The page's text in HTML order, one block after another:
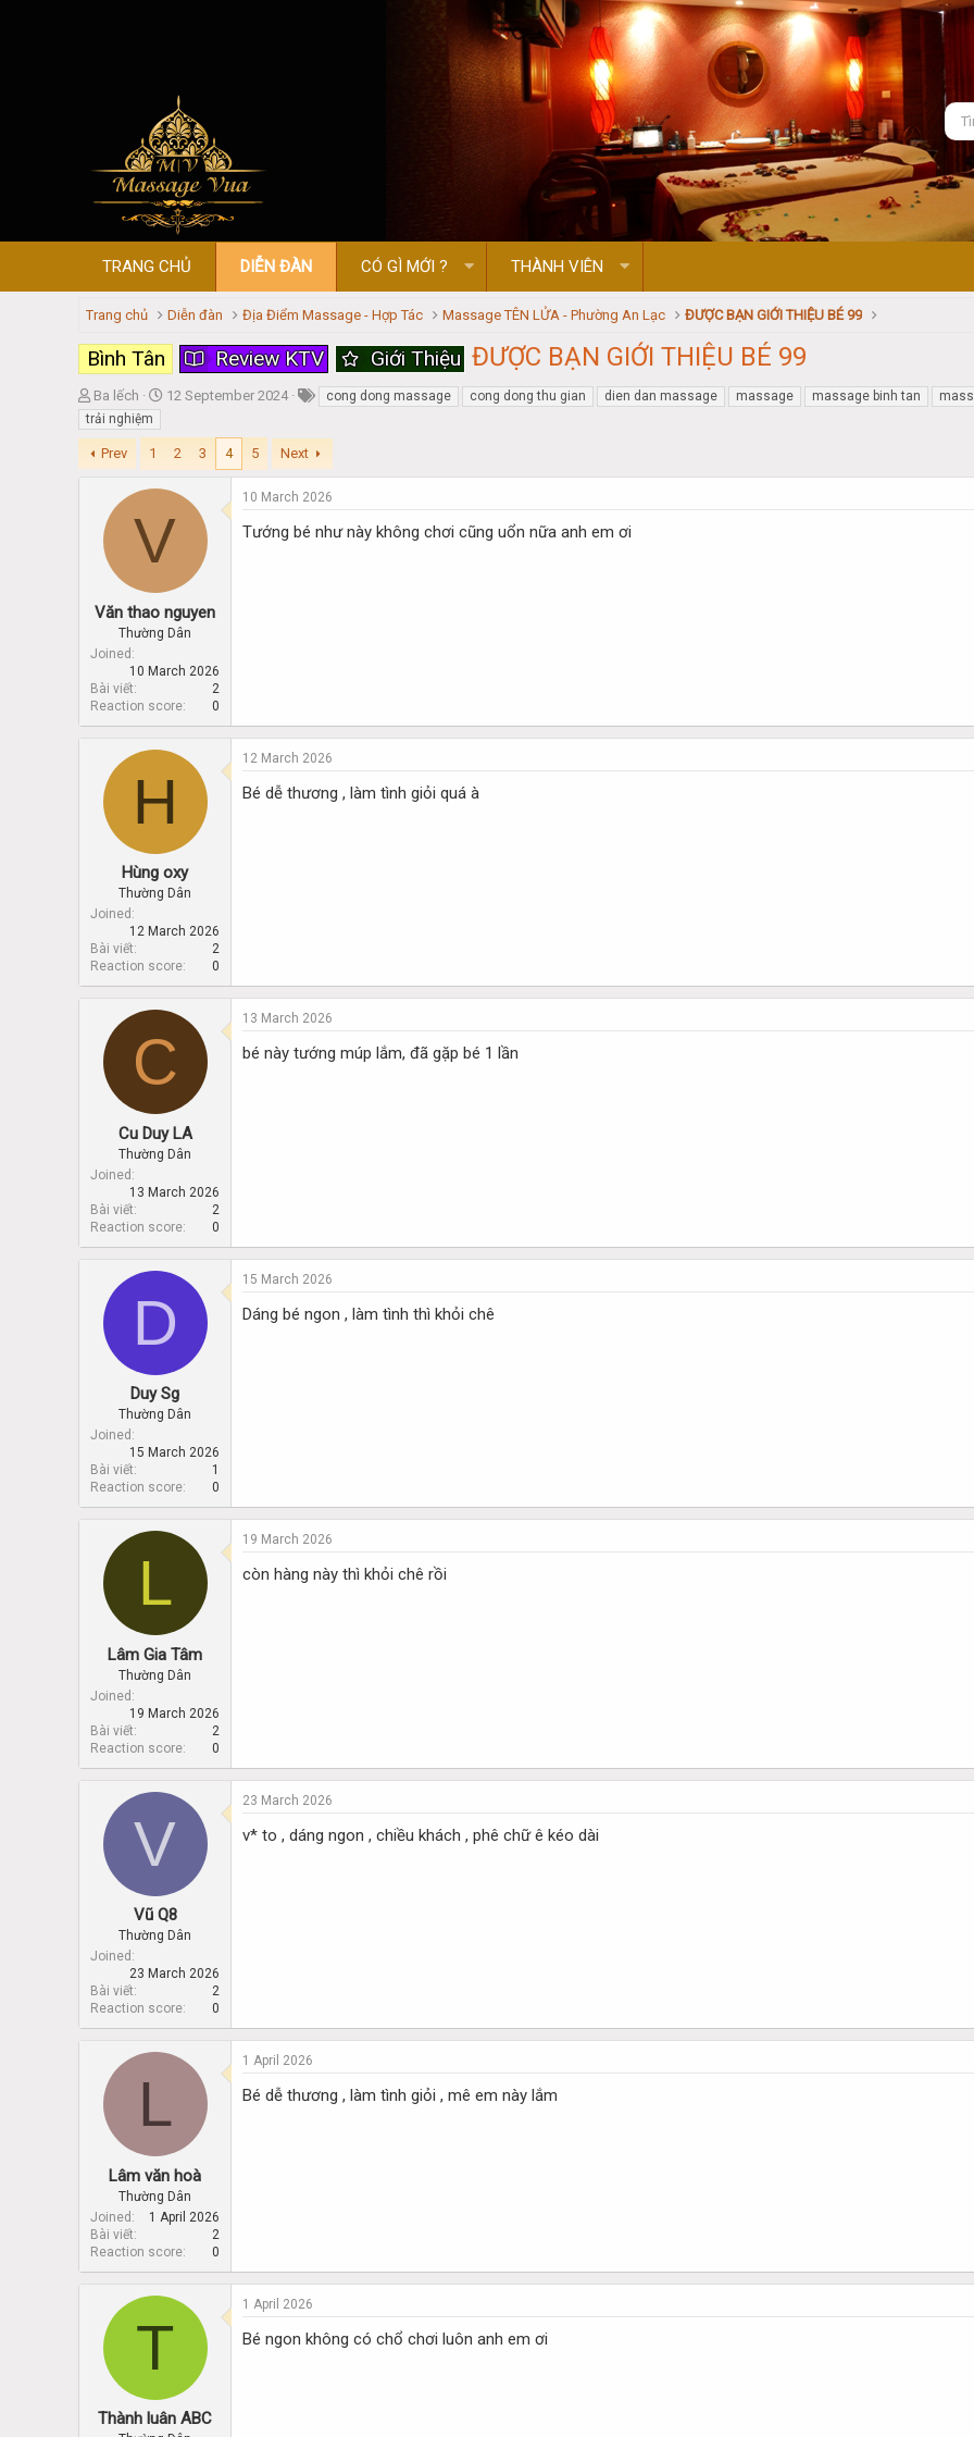
TRANG CHỦ DIỄN ĐÀN CÓ GÌ MỚI ? THÀNH VIÊN
Trang chủ Diễn đàn Địa Điểm Massage - Hợp Tác Massage TÊN LỬA - Phường An Lạc ĐƯỢC BẠN GIỚI THIỆU BÉ 99
Bình Tân Review KTV Giới Thiệu ĐƯỢC BẠN GIỚI THIỆU BÉ 99
T
h
r
e
a
e
Ba lếch
S
a
t
d
t
12 September 2024 cong dong massage cong dong thu gian dien dan massage massage massage binh tan
trải nghiệm
Prev 1 2 3 4 5 Next
V
Văn thao nguyen
Thường Dân
Joined
10 March 2026
Bài viết
2
Reaction score
0
10 March 2026
Tướng bé như này không chơi cũng uổn nữa anh em ơi
H
Hùng oxy
Thường Dân
Joined
12 March 2026
Bài viết
2
Reaction score
0
12 March 2026
Bé dễ thương , làm tình giỏi quá à
C
Cu Duy LA
Thường Dân
Joined
13 March 2026
Bài viết
2
Reaction score
0
13 March 2026
bé này tướng múp lắm, đã gặp bé 1 lần
D
Duy Sg
Thường Dân
Joined
15 March 2026
Bài viết
1
Reaction score
0
15 March 2026
Dáng bé ngon , làm tình thì khỏi chê
L
Lâm Gia Tâm
Thường Dân
Joined
19 March 2026
Bài viết
2
Reaction score
0
19 March 2026
còn hàng này thì khỏi chê rồi
V
Vũ Q8
Thường Dân
Joined
23 March 2026
Bài viết
2
Reaction score
0
23 March 2026
v* to , dáng ngon , chiều khách , phê chữ ê kéo dài
L
Lâm văn hoà
Thường Dân
Joined
1 April 2026
Bài viết
2
Reaction score
0
1 April 2026
Bé dễ thương , làm tình giỏi , mê em này lắm
T
Thành luân ABC
1 April 2026
Bé ngon không có chổ chơi luôn anh em ơi